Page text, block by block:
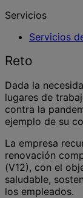
Servicios
Servicios
Reto
Dada la
lugares de
contra la
ejemplo de su
La empresa
renovación
(V12), con el
saludable,
los empleados.